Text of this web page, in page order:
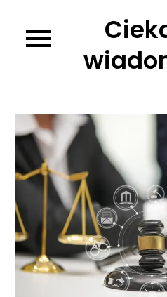
content